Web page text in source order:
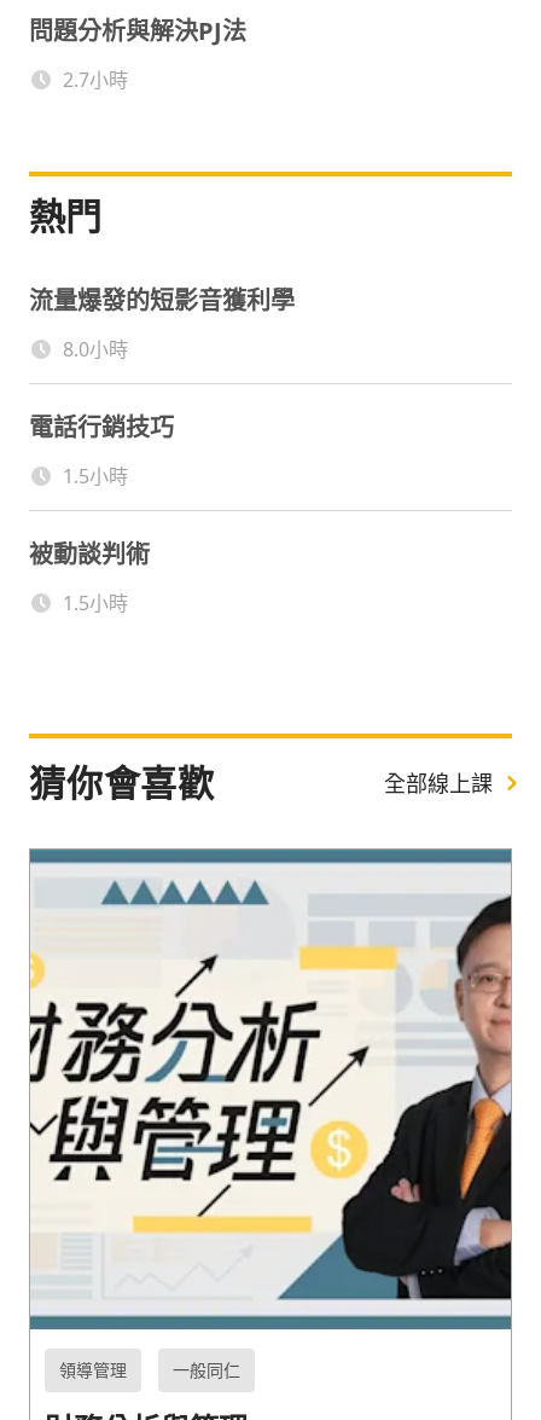
問題分析與解決PJ法
2.7小時
熱門
流量爆發的短影音獲利學
8.0小時
電話行銷技巧
1.5小時
被動談判術
1.5小時
猜你會喜歡 全部線上課
領導管理 一般同仁